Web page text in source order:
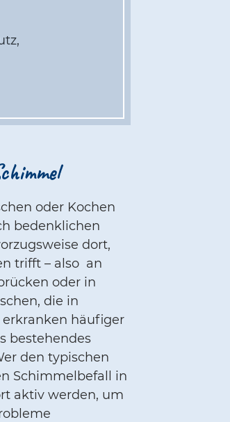
oder Kochen
bedenklichen
dort,
trifft – also an
oder in
die in
häufiger
bestehendes
den typischen
Schimmelbefall in
aktiv werden, um